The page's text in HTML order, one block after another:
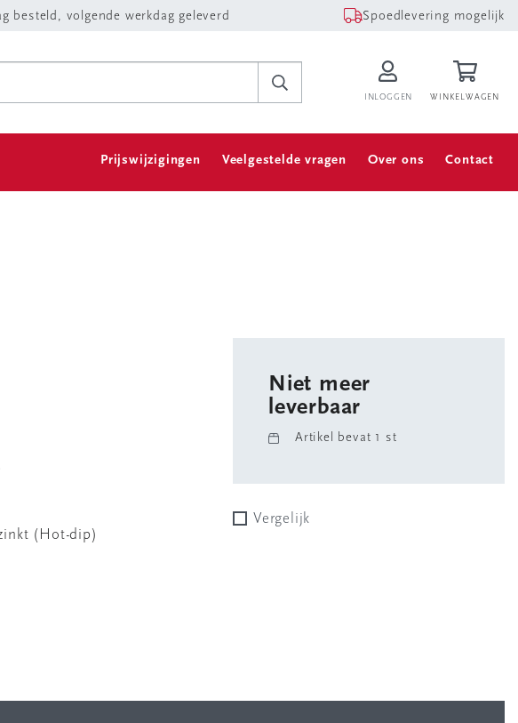
besteld, volgende werkdag geleverd Spoedlevering mogelijk
INLOGGEN WINKELWAGEN
Prijswijzigingen Veelgestelde vragen Over ons Contact
(Hot-dip)
Niet meer
leverbaar
Artikel bevat 1 st
Vergelijk